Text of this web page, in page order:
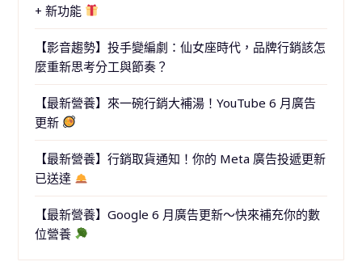
+ 新功能
【影音趨勢】投手變編劇：仙女座時代，品牌行銷該怎
麼重新思考分工與節奏？
【最新營養】來一碗行銷大補湯！YouTube 6 月廣告
更新
【最新營養】行銷取貨通知！你的 Meta 廣告投遞更新
已送達
【最新營養】Google 6 月廣告更新～快來補充你的數
位營養